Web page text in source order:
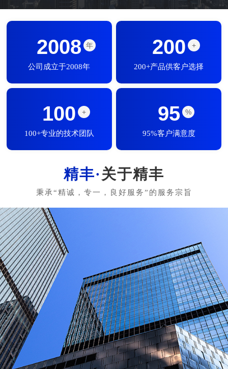
2008 年
公司成立于2008年
200 +
200+产品供客户选择
100 +
100+专业的技术团队
95 %
95%客户满意度
关于精丰